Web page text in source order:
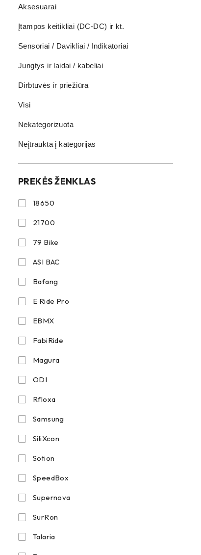
Aksesuarai
Įtampos keitikliai (DC-DC) ir kt.
Sensoriai / Davikliai / Indikatoriai
Jungtys ir laidai / kabeliai
Dirbtuvės ir priežiūra
Visi
Nekategorizuota
Neįtraukta į kategorijas
PREKĖS ŽENKLAS
18650
21700
79 Bike
ASI BAC
Bafang
E Ride Pro
EBMX
FabiRide
Magura
ODI
Rfloxa
Samsung
SiliXcon
Sotion
SpeedBox
Supernova
SurRon
Talaria